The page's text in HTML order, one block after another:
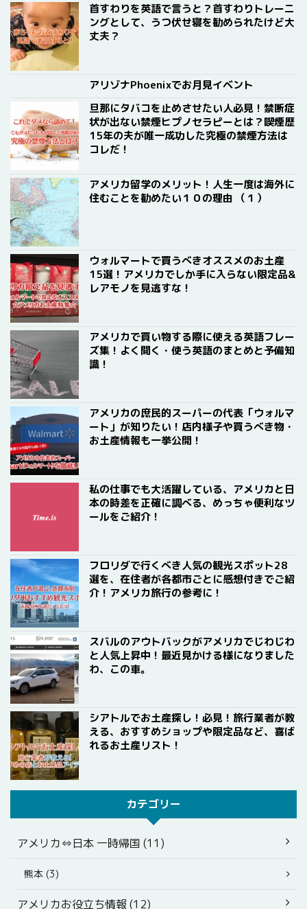
首すわりを英語で言うと？首すわりトレーニ
ングとして、うつ伏せ寝を勧められたけど大
丈夫？
アリゾナPhoenixでお月見イベント
旦那にタバコを止めさせたい人必見！禁断症
状が出ない禁煙ヒプノセラピーとは？喫煙歴
15年の夫が唯一成功した究極の禁煙方法は
コレだ！
アメリカ留学のメリット！人生一度は海外に
住むことを勧めたい１０の理由 （１）
ウォルマートで買うべきオススメのお土産
15選！アメリカでしか手に入らない限定品&
レアモノを見逃すな！
アメリカで買い物する際に使える英語フレー
ズ集！よく聞く・使う英語のまとめと予備知
識！
アメリカの庶民的スーパーの代表「ウォルマ
ート」が知りたい！店内様子や買うべき物・
お土産情報も一挙公開！
私の仕事でも大活躍している、アメリカと日
本の時差を正確に調べる、めっちゃ便利なツ
ールをご紹介！
フロリダで行くべき人気の観光スポット28
選を、在住者が各都市ごとに感想付きでご紹
介！アメリカ旅行の参考に！
スバルのアウトバックがアメリカでじわじわ
と人気上昇中！最近見かける様になりました
わ、この車。
シアトルでお土産探し！必見！旅行業者が教
える、おすすめショップや限定品など、喜ば
れるお土産リスト！
カテゴリー
アメリカ⇔日本 一時帰国 (11)
熊本 (3)
アメリカお役立ち情報 (12)